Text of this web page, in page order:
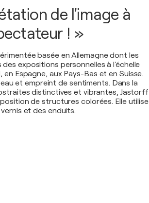
de l'image à
! »
basée en Allemagne dont les
expositions personnelles à l'échelle
Espagne, aux Pays-Bas et en Suisse.
et empreint de sentiments. Dans la
distinctives et vibrantes, Jastorff
de structures colorées. Elle utilise
et des enduits.